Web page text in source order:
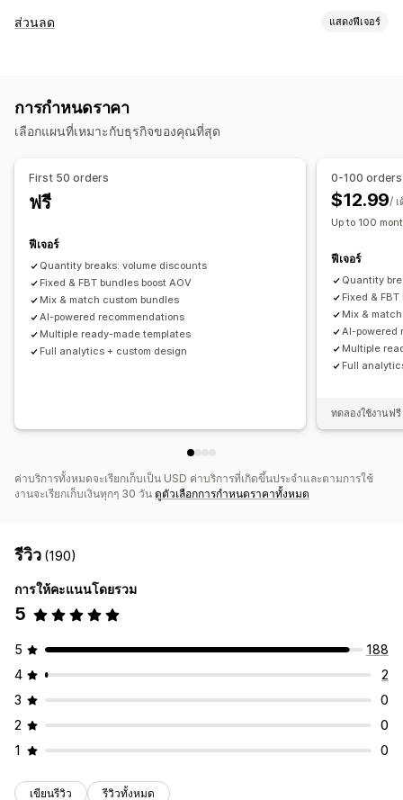
ประเภทชุดสินค้า
ชุดการเสนอสินค้าอื่นที่คล้ายกัน
สินค้าดิจิทัล
สินค้าทางกายภาพ ชุดที่กำหนดเอง
การกำหนดราคาที่ตั้งได้
การกำหนดราคาแบบคงที่
การกำหนดราคาตามปริมาณการสั่งซื้อ
ส่วนลดแบบคงที่
เปอร์เซ็นต์ส่วนลด
การกำหนดราคาจำนวนมาก การกำหนดราคาค้าส่ง
การกำหนดราคาแบบไดนามิก
การกำหนดราคาแบบกำหนดเอง
ส่วนลด แสดงฟีเจอร์
การกำหนดราคาตามปริมาณการสั่งซื้อ
ตัวแบ่งปริมาณ ส่วนลดแบบคงที่ เปอร์เซ็นต์ส่วนลด
ข้อเสนอมีระยะเวลาจำกัด
ส่วนลดข้ามการขาย
การจัดการส่วนลด
รหัสที่กำหนดเอง แบบอักษรที่กำหนดเอง
การปรับให้เข้ากับท้องถิ่น
แคมเปญ ทริกเกอร์และกฎ การทำงานอัตโนมัติ
การกำหนดเป้าหมาย การแบ่งกลุ่ม
การรายงาน
การวิเคราะห์
การกำหนดราคา
เลือกแผนที่เหมาะกับธุรกิจของคุณที่สุด
First 50 orders
ฟรี
ฟีเจอร์
Quantity breaks: volume discounts
Fixed & FBT bundles boost AOV
Mix & match custom bundles
AI-powered recommendations
Multiple ready-made templates
Full analytics + custom design
0-100 orders
$12.99/
Up to 100
ฟีเจอร์
Quantity
Fixed &
Mix &
AI-powered
Multiple
Full
ทดลองใช้งานฟ
ค่าบริการทั้งหมดจะเรียกเก็บเป็น USD ค่าบริการที่เกิดขึ้นประจำและตามการใช้
งานจะเรียกเก็บเงินทุกๆ 30 วัน ดูตัวเลือกการกำหนดราคาทั้งหมด
รีวิว (190)
การให้คะแนนโดยรวม
5
5
188
4
2
3
0
2
0
1
0
เขียนรีวิว รีวิวทั้งหมด